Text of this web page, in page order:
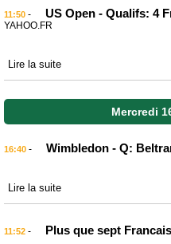
11:50 - US Open - Qualifs: 4
YAHOO.FR
Lire la suite
Mercredi
16:40 - Wimbledon - Q:
Lire la suite
11:52 - Plus que sept